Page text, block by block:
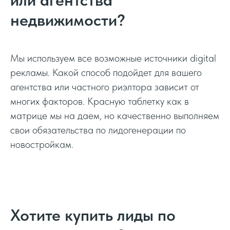
недвижимости?
Мы используем все возможные источники digital
рекламы. Какой способ подойдет для вашего
агентства или частного риэлтора зависит от
многих факторов. Красную таблетку как в
матрице мы на даем, но качественно выполняем
свои обязательства по лидогенерации по
новостройкам.
Хотите купить лиды по